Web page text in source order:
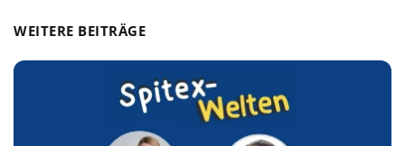
WEITERE BEITRÄGE